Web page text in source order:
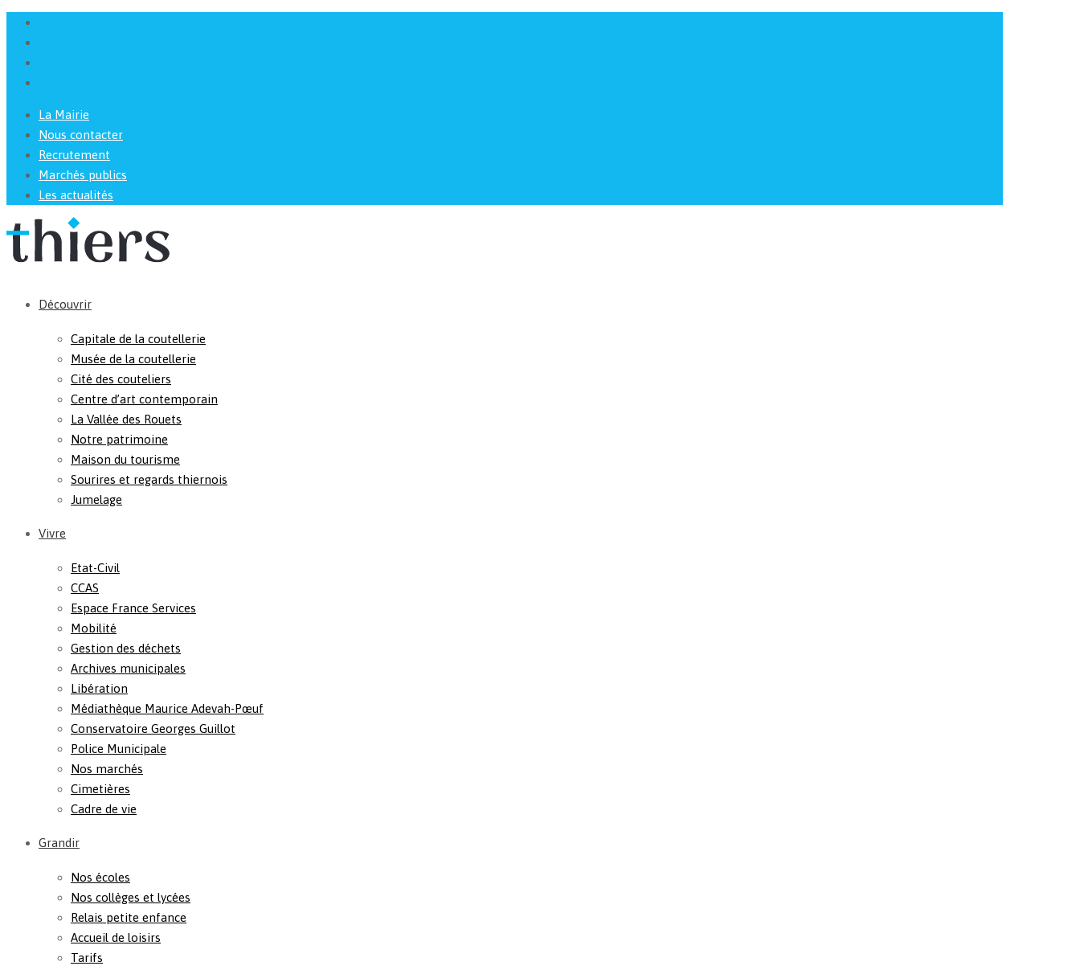
La Mairie
Nous contacter
Recrutement
Marchés publics
Les actualités
Découvrir
Capitale de la coutellerie
Musée de la coutellerie
Cité des couteliers
Centre d’art contemporain
La Vallée des Rouets
Notre patrimoine
Maison du tourisme
Sourires et regards thiernois
Jumelage
Vivre
Etat-Civil
CCAS
Espace France Services
Mobilité
Gestion des déchets
Archives municipales
Libération
Médiathèque Maurice Adevah-Pœuf
Conservatoire Georges Guillot
Police Municipale
Nos marchés
Cimetières
Cadre de vie
Grandir
Nos écoles
Nos collèges et lycées
Relais petite enfance
Accueil de loisirs
Tarifs